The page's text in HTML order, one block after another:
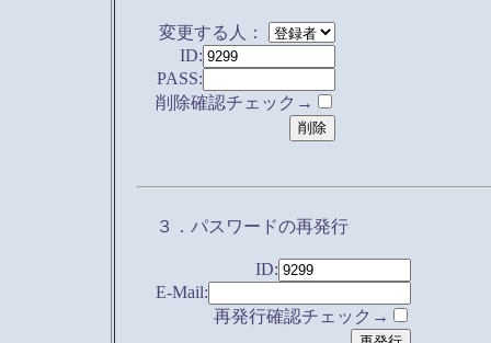
変更する人：
ID:
PASS:
削除確認チェック→
３．パスワードの再発行
ID:
E-Mail:
再発行確認チェック→